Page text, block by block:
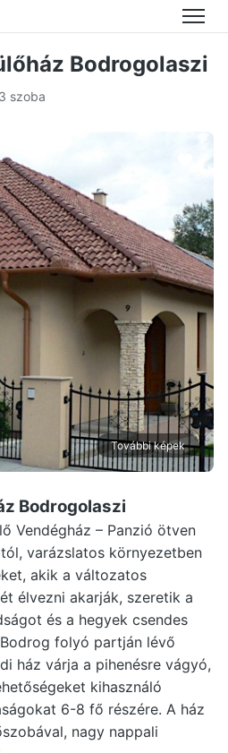
Menü
Bodrogolaszi
szoba
További képek
Bodrogolaszi
Vendégház – Panzió ötven
varázslatos környezetben
akik a változatos
élvezni akarják, szeretik a
és a hegyek csendes
folyó partján lévő
ház várja a pihenésre vágyó,
kihasználó
6-8 fő részére. A ház
nagy nappali